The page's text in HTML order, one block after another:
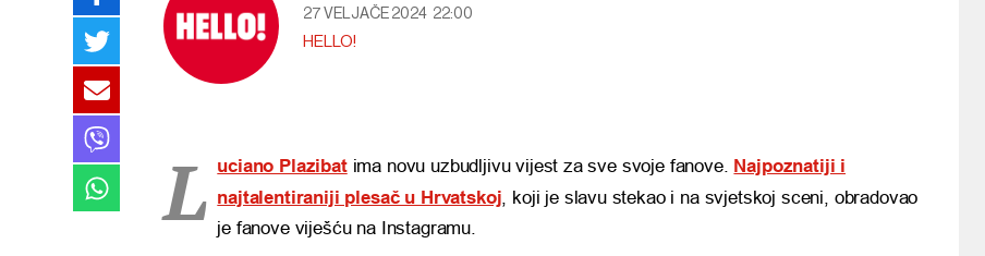
27 VELJAČE 2024 22:00
HELLO!
L uciano Plazibatima novu uzbudljivu vijest za sve svoje fanove. Najpoznatiji i
najtalentiraniji plesač u Hrvatskoj, koji je slavu stekao i na svjetskoj sceni, obradovao
je fanove viješću na Instagramu.